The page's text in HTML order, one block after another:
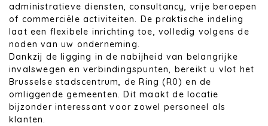
administratieve diensten, consultancy, vrije beroepen
of commerciële activiteiten. De praktische indeling
laat een flexibele inrichting toe, volledig volgens de
noden van uw onderneming.
Dankzij de ligging in de nabijheid van belangrijke
invalswegen en verbindingspunten, bereikt u vlot het
Brusselse stadscentrum, de Ring (R0) en de
omliggende gemeenten. Dit maakt de locatie
bijzonder interessant voor zowel personeel als
klanten.